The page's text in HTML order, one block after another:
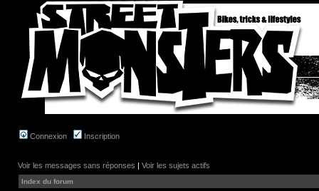
Connexion Inscription
Voir les messages sans réponses | Voir les sujets actifs
Index du forum